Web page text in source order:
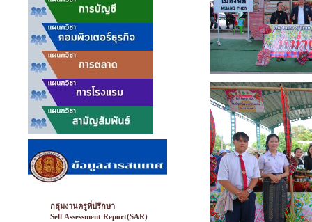
กลุ่มงานครูที่ปรึกษา
Self Assessment Report(SAR)